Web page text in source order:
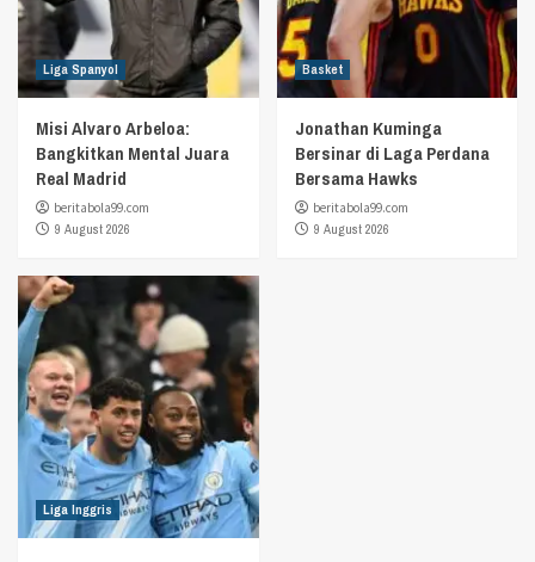
Liga Spanyol
Misi Alvaro Arbeloa:
Bangkitkan Mental Juara
Real Madrid
beritabola99.com
9 August 2026
Basket
Jonathan Kuminga
Bersinar di Laga Perdana
Bersama Hawks
beritabola99.com
9 August 2026
Liga Inggris